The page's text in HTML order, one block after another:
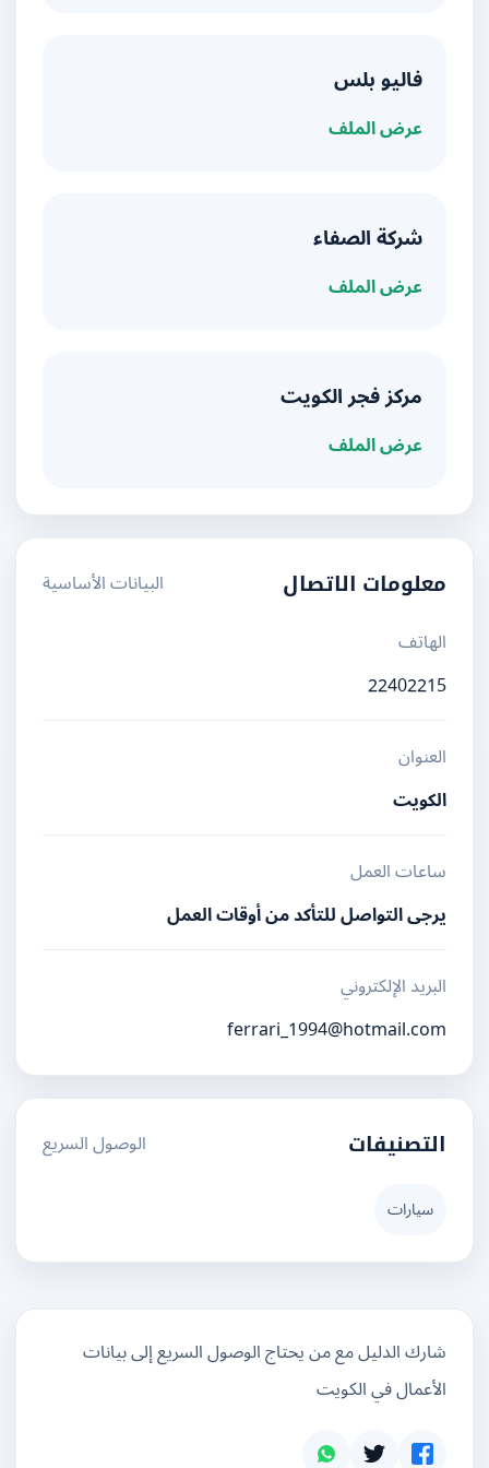
فاليو بلس
عرض الملف
شركة الصفاء
عرض الملف
مركز فجر الكويت
عرض الملف
معلومات الاتصال
البيانات الأساسية
الهاتف
22402215
العنوان
الكويت
ساعات العمل
يرجى التواصل للتأكد من أوقات العمل
البريد الإلكتروني
ferrari_1994@hotmail.com
التصنيفات الوصول السريع
سيارات
شارك الدليل مع من يحتاج الوصول السريع إلى بيانات
الأعمال في الكويت